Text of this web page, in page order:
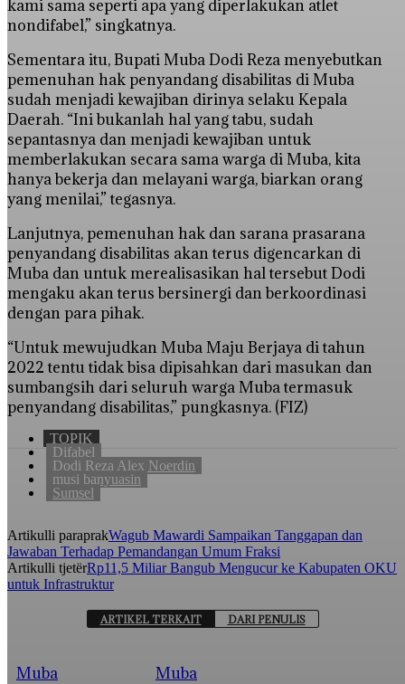
kami sama seperti apa yang diperlakukan atlet
nondifabel,” singkatnya.
Sementara itu, Bupati Muba Dodi Reza menyebutkan
pemenuhan hak penyandang disabilitas di Muba
sudah menjadi kewajiban dirinya selaku Kepala
Daerah. “Ini bukanlah hal yang tabu, sudah
sepantasnya dan menjadi kewajiban untuk
memberlakukan secara sama warga di Muba, kita
hanya bekerja dan melayani warga, biarkan orang
yang menilai,” tegasnya.
Lanjutnya, pemenuhan hak dan sarana prasarana
penyandang disabilitas akan terus digencarkan di
Muba dan untuk merealisasikan hal tersebut Dodi
mengaku akan terus bersinergi dan berkoordinasi
dengan para pihak.
“Untuk mewujudkan Muba Maju Berjaya di tahun
2022 tentu tidak bisa dipisahkan dari masukan dan
sumbangsih dari seluruh warga Muba termasuk
penyandang disabilitas,” pungkasnya. (FIZ)
TOPIK
Difabel
Dodi Reza Alex Noerdin
musi banyuasin
Sumsel
Artikulli paraprakWagub Mawardi Sampaikan Tanggapan dan
Jawaban Terhadap Pemandangan Umum Fraksi
Artikulli tjetërRp11,5 Miliar Bangub Mengucur ke Kabupaten OKU
untuk Infrastruktur
ARTIKEL TERKAIT DARI PENULIS
Muba Muba